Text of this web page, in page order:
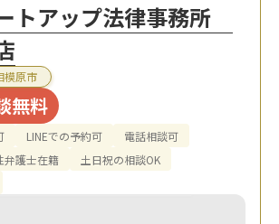
トアップ法律事務所
模原市
無料
LINEでの予約可
電話相談可
弁護士在籍
土日祝の相談OK